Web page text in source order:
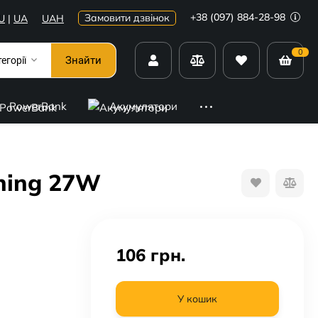
| UA UAH Замовити дзвінок +38 (097) 884-28-98
Знайти
0
PowerBank Акумулятори
27W
106 грн.
У кошик